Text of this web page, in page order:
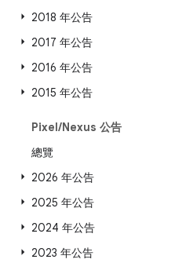
2018 年公告
2017 年公告
2016 年公告
2015 年公告
Pixel/Nexus 公告
總覽
2026 年公告
2025 年公告
2024 年公告
2023 年公告